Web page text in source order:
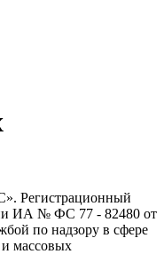
Регистрационный
ИА № ФС 77 - 82480 от
по надзору в сфере
массовых